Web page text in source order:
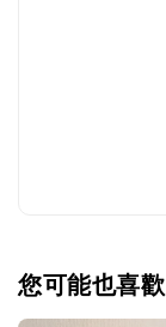
您可能也喜歡